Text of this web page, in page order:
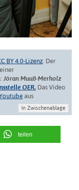
BY 4.0-Lizenz. Der
Jöran Muuß-Merholz
OER. Das Video
aus
In Zwischenablage
teilen